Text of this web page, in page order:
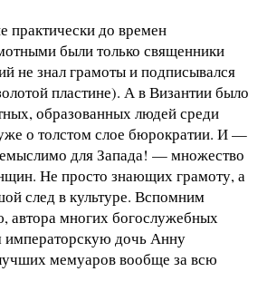
практически до времен
были только священники
не знал грамоты и подписывался
пластине). А в Византии было
образованных людей среди
о толстом слое бюрократии. И —
для Запада! — множество
Не просто знающих грамоту, а
след в культуре. Вспомним
многих богослужебных
дочь Анну
мемуаров вообще за всю